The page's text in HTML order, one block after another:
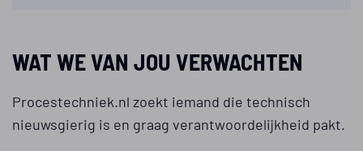
WAT WE VAN JOU VERWACHTEN
Procestechniek.nl zoekt iemand die technisch
nieuwsgierig is en graag verantwoordelijkheid pakt.